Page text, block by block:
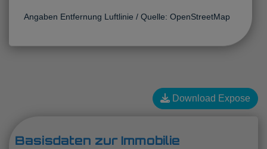
Angaben Entfernung Luftlinie / Quelle: OpenStreetMap
Download Expose
Basisdaten zur Immobilie